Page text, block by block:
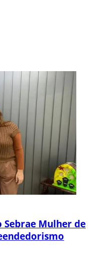
Sebrae Mulher de